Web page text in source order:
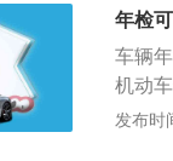
印有
不合
合格
限的
年检
车辆
机动
较直
发布时